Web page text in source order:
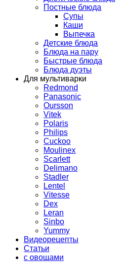
Постные блюда
Супы
Каши
Выпечка
Детские блюда
Блюда на пару
Быстрые блюда
Блюда дуэты
Для мультиварки
Redmond
Panasonic
Oursson
Vitek
Polaris
Philips
Cuckoo
Moulinex
Scarlett
Delimano
Stadler
Lentel
Vitesse
Dex
Leran
Sinbo
Yummy
Видеорецепты
Статьи
с овощами